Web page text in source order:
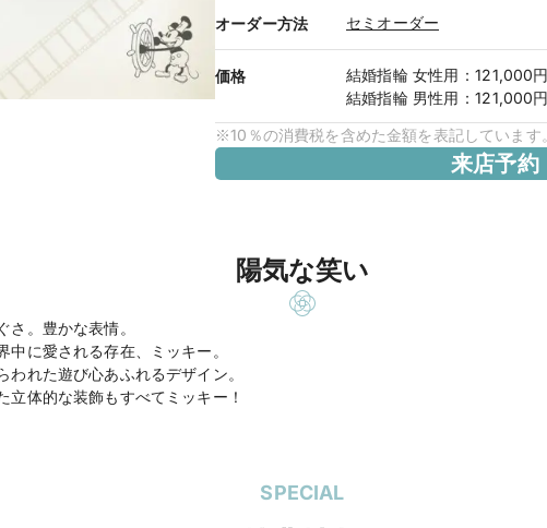
オーダー方法 セミオーダー
価格 結婚指輪 女性用 ：121,000
結婚指輪 男性用 ：121,000
※10％の消費税を含めた金額を表記しています
来店予約
陽気な笑い
さ。豊かな表情。
に愛される存在、ミッキー。
れた遊び心あふれるデザイン。
立体的な装飾もすべてミッキー！
SPECIAL